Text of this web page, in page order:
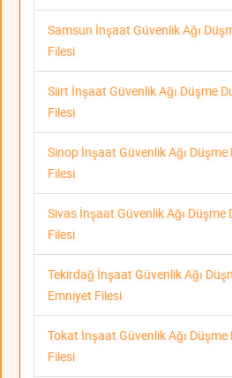
Samsun İnşaat Güvenlik Ağı
Filesi
Siirt İnşaat Güvenlik Ağı Düşme
Filesi
Sinop İnşaat Güvenlik Ağı
Filesi
Sivas İnşaat Güvenlik Ağı
Filesi
Tekirdağ İnşaat Güvenlik Ağı
Emniyet Filesi
Tokat İnşaat Güvenlik Ağı
Filesi